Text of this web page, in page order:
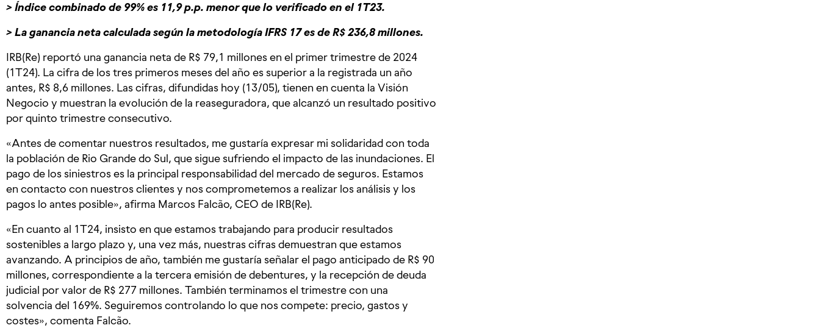
> Índice combinado de 99% es 11,9 p.p. menor que lo verificado en el 1T23.
> La ganancia neta calculada según la metodología IFRS 17 es de R$ 236,8 millones.
IRB(Re) reportó una ganancia neta de R$ 79,1 millones en el primer trimestre de 2024
(1T24). La cifra de los tres primeros meses del año es superior a la registrada un año
antes, R$ 8,6 millones. Las cifras, difundidas hoy (13/05), tienen en cuenta la Visión
Negocio y muestran la evolución de la reaseguradora, que alcanzó un resultado positivo
por quinto trimestre consecutivo.
«Antes de comentar nuestros resultados, me gustaría expresar mi solidaridad con toda
la población de Rio Grande do Sul, que sigue sufriendo el impacto de las inundaciones. El
pago de los siniestros es la principal responsabilidad del mercado de seguros. Estamos
en contacto con nuestros clientes y nos comprometemos a realizar los análisis y los
pagos lo antes posible», afirma Marcos Falcão, CEO de IRB(Re).
«En cuanto al 1T24, insisto en que estamos trabajando para producir resultados
sostenibles a largo plazo y, una vez más, nuestras cifras demuestran que estamos
avanzando. A principios de año, también me gustaría señalar el pago anticipado de R$ 90
millones, correspondiente a la tercera emisión de debentures, y la recepción de deuda
judicial por valor de R$ 277 millones. También terminamos el trimestre con una
solvencia del 169%. Seguiremos controlando lo que nos compete: precio, gastos y
costes», comenta Falcão.